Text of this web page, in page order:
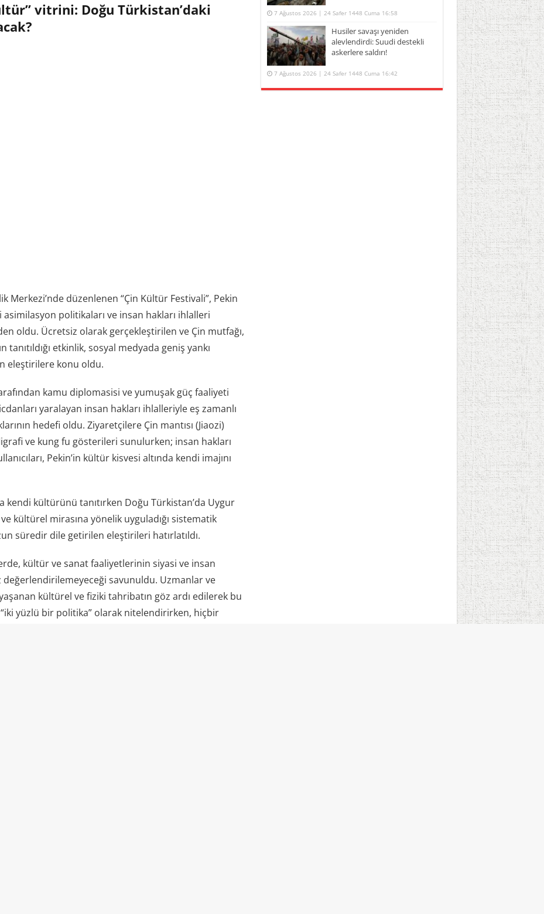
vitrini: Doğu Türkistan’daki
Merkezi’nde düzenlenen “Çin Kültür Festivali”, Pekin
politikaları ve insan hakları ihlalleri
oldu. Ücretsiz olarak gerçekleştirilen ve Çin mutfağı,
tanıtıldığı etkinlik, sosyal medyada geniş yankı
eleştirilere konu oldu.
kamu diplomasisi ve yumuşak güç faaliyeti
yaralayan insan hakları ihlalleriyle eş zamanlı
hedefi oldu. Ziyaretçilere Çin mantısı (Jiaozi)
ve kung fu gösterileri sunulurken; insan hakları
Pekin’in kültür kisvesi altında kendi imajını
kendi kültürünü tanıtırken Doğu Türkistan’da Uygur
kültürel mirasına yönelik uyguladığı sistematik
süredir dile getirilen eleştirileri hatırlatıldı.
kültür ve sanat faaliyetlerinin siyasi ve insan
değerlendirilemeyeceği savunuldu. Uzmanlar ve
kültürel ve fiziki tahribatın göz ardı edilerek bu
yüzlü bir politika” olarak nitelendirirken, hiçbir
7 Ağustos 2026 | 24 Safer 1448 Cuma 16:58
Husiler savaşı yeniden
alevlendirdi: Suudi destekli
askerlere saldırı!
7 Ağustos 2026 | 24 Safer 1448 Cuma 16:42